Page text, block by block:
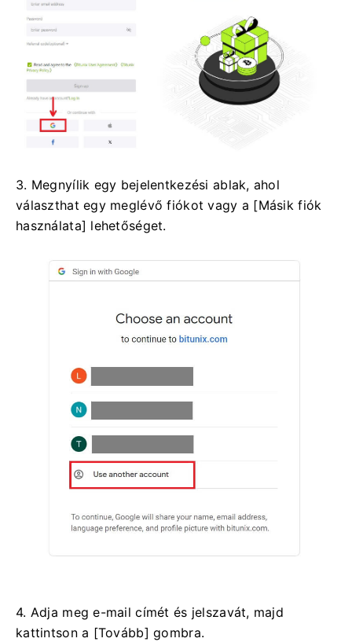
3. Megnyílik egy bejelentkezési ablak, ahol
választhat egy meglévő fiókot vagy a [Másik fiók
használata] lehetőséget.
4. Adja meg e-mail címét és jelszavát, majd
kattintson a [Tovább] gombra.